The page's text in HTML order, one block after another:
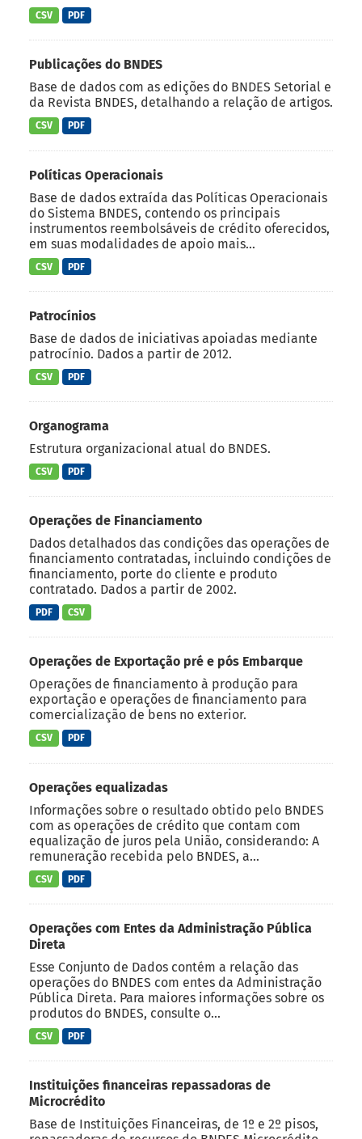
CSV PDF
Publicações do BNDES
Base de dados com as edições do BNDES Setorial e
da Revista BNDES, detalhando a relação de artigos.
CSV PDF
Políticas Operacionais
Base de dados extraída das Políticas Operacionais
do Sistema BNDES, contendo os principais
instrumentos reembolsáveis de crédito oferecidos,
em suas modalidades de apoio mais...
CSV PDF
Patrocínios
Base de dados de iniciativas apoiadas mediante
patrocínio. Dados a partir de 2012.
CSV PDF
Organograma
Estrutura organizacional atual do BNDES.
CSV PDF
Operações de Financiamento
Dados detalhados das condições das operações de
financiamento contratadas, incluindo condições de
financiamento, porte do cliente e produto
contratado. Dados a partir de 2002.
PDF CSV
Operações de Exportação pré e pós Embarque
Operações de financiamento à produção para
exportação e operações de financiamento para
comercialização de bens no exterior.
CSV PDF
Operações equalizadas
Informações sobre o resultado obtido pelo BNDES
com as operações de crédito que contam com
equalização de juros pela União, considerando: A
remuneração recebida pelo BNDES, a...
CSV PDF
Operações com Entes da Administração Pública
Direta
Esse Conjunto de Dados contém a relação das
operações do BNDES com entes da Administração
Pública Direta. Para maiores informações sobre os
produtos do BNDES, consulte o...
CSV PDF
Instituições financeiras repassadoras de
Microcrédito
Base de Instituições Financeiras, de 1º e 2º pisos,